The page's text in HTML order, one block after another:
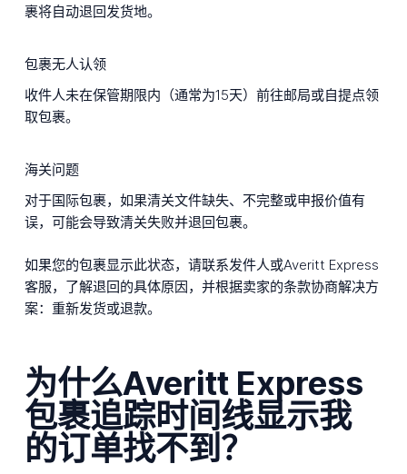
裹将自动退回发货地。
包裹无人认领
收件人未在保管期限内（通常为15天）前往邮局或自提点领
取包裹。
海关问题
对于国际包裹，如果清关文件缺失、不完整或申报价值有
误，可能会导致清关失败并退回包裹。
如果您的包裹显示此状态，请联系发件人或Averitt Express
客服，了解退回的具体原因，并根据卖家的条款协商解决方
案：重新发货或退款。
为什么Averitt Express
包裹追踪时间线显示我
的订单找不到？